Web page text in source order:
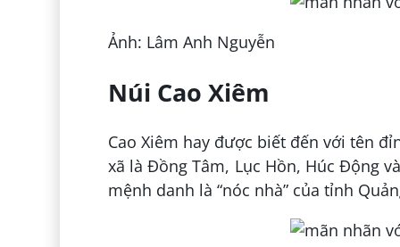
Ảnh: Lâm Anh Nguyễn
Núi Cao Xiêm
Cao Xiêm hay được biết đến với tên
xã là Đồng Tâm, Lục Hồn, Húc Động
mệnh danh là “nóc nhà” của tỉnh